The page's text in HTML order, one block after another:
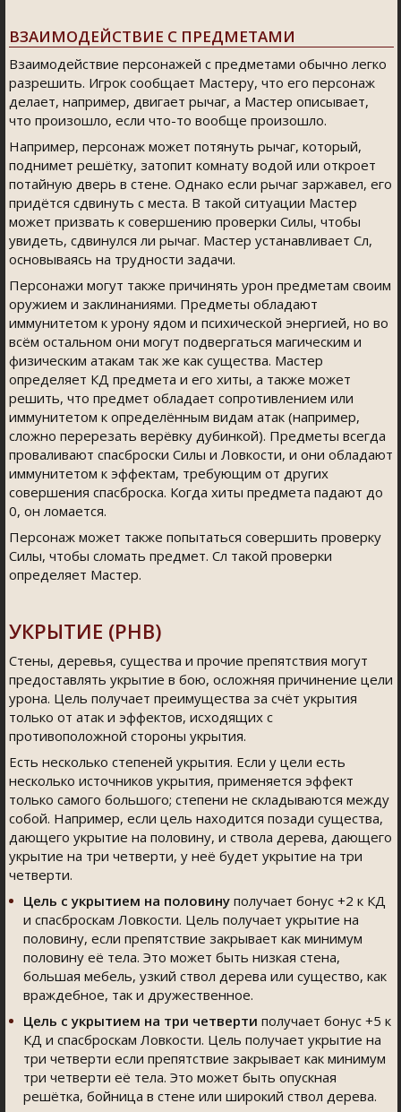
ВЗАИМОДЕЙСТВИЕ С ПРЕДМЕТАМИ
Взаимодействие персонажей с предметами обычно легко
разрешить. Игрок сообщает Мастеру, что его персонаж
делает, например, двигает рычаг, а Мастер описывает,
что произошло, если что-то вообще произошло.
Например, персонаж может потянуть рычаг, который,
поднимет решётку, затопит комнату водой или откроет
потайную дверь в стене. Однако если рычаг заржавел, его
придётся сдвинуть с места. В такой ситуации Мастер
может призвать к совершению проверки Силы, чтобы
увидеть, сдвинулся ли рычаг. Мастер устанавливает Сл,
основываясь на трудности задачи.
Персонажи могут также причинять урон предметам своим
оружием и заклинаниями. Предметы обладают
иммунитетом к урону ядом и психической энергией, но во
всём остальном они могут подвергаться магическим и
физическим атакам так же как существа. Мастер
определяет КД предмета и его хиты, а также может
решить, что предмет обладает сопротивлением или
иммунитетом к определённым видам атак (например,
сложно перерезать верёвку дубинкой). Предметы всегда
проваливают спасброски Силы и Ловкости, и они обладают
иммунитетом к эффектам, требующим от других
совершения спасброска. Когда хиты предмета падают до
0, он ломается.
Персонаж может также попытаться совершить проверку
Силы, чтобы сломать предмет. Сл такой проверки
определяет Мастер.
УКРЫТИЕ (PHB)
Стены, деревья, существа и прочие препятствия могут
предоставлять укрытие в бою, осложняя причинение цели
урона. Цель получает преимущества за счёт укрытия
только от атак и эффектов, исходящих с
противоположной стороны укрытия.
Есть несколько степеней укрытия. Если у цели есть
несколько источников укрытия, применяется эффект
только самого большого; степени не складываются между
собой. Например, если цель находится позади существа,
дающего укрытие на половину, и ствола дерева, дающего
укрытие на три четверти, у неё будет укрытие на три
четверти.
Цель с укрытием на половину получает бонус +2 к КД
и спасброскам Ловкости. Цель получает укрытие на
половину, если препятствие закрывает как минимум
половину её тела. Это может быть низкая стена,
большая мебель, узкий ствол дерева или существо, как
враждебное, так и дружественное.
Цель с укрытием на три четверти получает бонус +5 к
КД и спасброскам Ловкости. Цель получает укрытие на
три четверти если препятствие закрывает как минимум
три четверти её тела. Это может быть опускная
решётка, бойница в стене или широкий ствол дерева.